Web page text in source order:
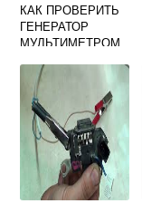
КАК ПРОВЕРИТЬ
ГЕНЕРАТОР
МУЛЬТИМЕТРОМ
МАШИНЫ ПРИОРА